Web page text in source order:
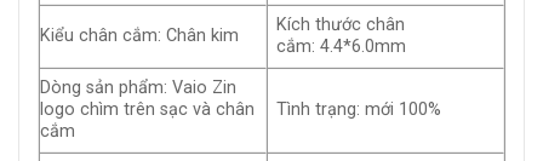
Kiểu chân cắm: Chân kim
Kích thước chân
cắm: 4.4*6.0mm
Dòng sản phẩm: Vaio Zin
logo chìm trên sạc và chân
cắm
Tình trạng: mới 100%